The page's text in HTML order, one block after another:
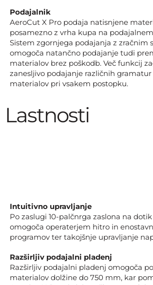
Podajalnik
AeroCut X Pro podaja natisnjene
posamezno z vrha kupa na
Sistem zgornjega podajanja z zračnim
omogoča natančno podajanje tudi
materialov brez poškodb. Več funkcij
zanesljivo podajanje različnih
materialov pri vsakem postopku.
Lastnosti
Intuitivno upravljanje
Po zaslugi 10-palčnrga zaslona na
omogoča operaterjem hitro in
programov ter takojšnje upravljanje
Razširljiv podajalni pladenj
Razširljiv podajalni pladenj omogoča
materialov dolžine do 750 mm, kar